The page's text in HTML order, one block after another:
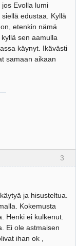
Evolla lumi
edustaa. Kyllä
etenkin nämä
sen aamulla
käynyt. Ikävästi
samaan aikaan
3
ja hisusteltua.
Kokemusta
Henki ei kulkenut.
Ei ole astmaisen
ihan ok ,